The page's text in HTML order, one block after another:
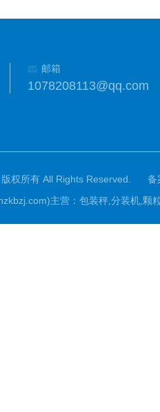
邮箱
1078208113@qq.com
权所有 All Rights Reserved.
备
主营： 包装秤,分装机,颗